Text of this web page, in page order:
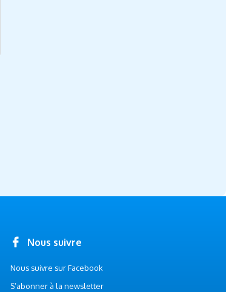
Nous suivre
Nous suivre sur Facebook
S’abonner à la newsletter